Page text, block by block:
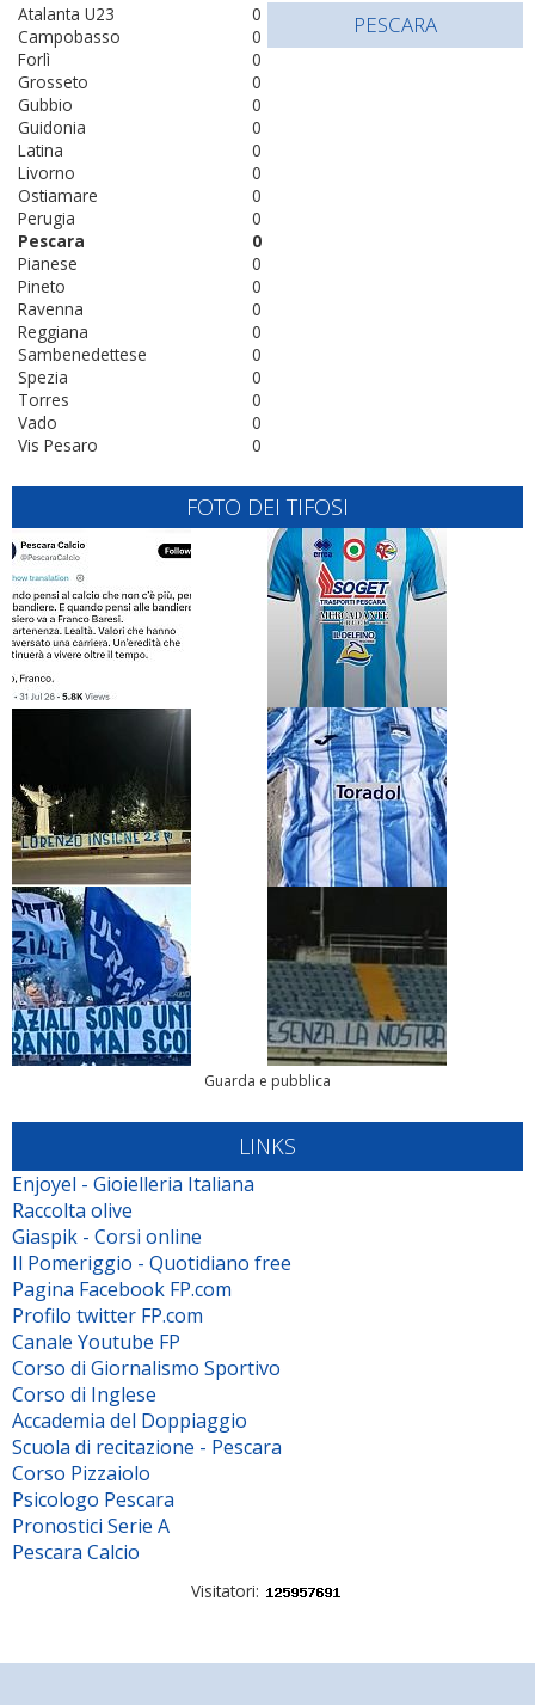
0
Atalanta U23
0
Campobasso
0
Forlì
0
Grosseto
0
Gubbio
0
Guidonia
0
Latina
0
Livorno
0
Ostiamare
0
Perugia
0
Pescara
0
Pianese
0
Pineto
0
Ravenna
0
Reggiana
0
Sambenedettese
0
Spezia
0
Torres
0
Vado
0
Vis Pesaro
PESCARA
FOTO DEI TIFOSI
Guarda e pubblica
LINKS
Enjoyel - Gioielleria Italiana
Raccolta olive
Giaspik - Corsi online
Il Pomeriggio - Quotidiano free
Pagina Facebook FP.com
Profilo twitter FP.com
Canale Youtube FP
Corso di Giornalismo Sportivo
Corso di Inglese
Accademia del Doppiaggio
Scuola di recitazione - Pescara
Corso Pizzaiolo
Psicologo Pescara
Pronostici Serie A
Pescara Calcio
Visitatori: